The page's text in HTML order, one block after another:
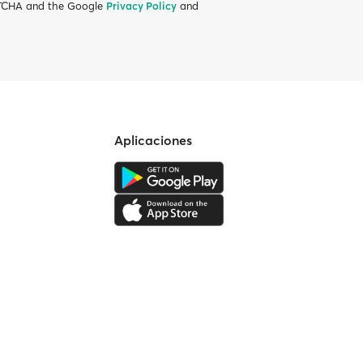
and the Google Privacy Policy and
Aplicaciones